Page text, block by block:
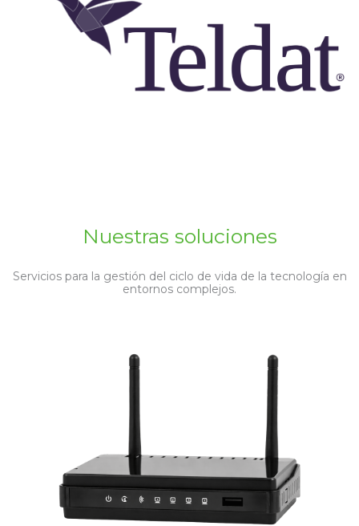
Nuestras soluciones
Servicios para la gestión del ciclo de vida de la tecnología en
entornos complejos.